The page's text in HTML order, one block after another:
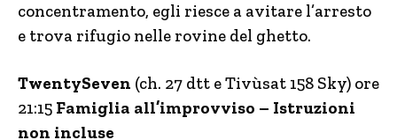
concentramento, egli riesce a avitare l’arresto
e trova rifugio nelle rovine del ghetto.
TwentySeven (ch. 27 dtt e Tivùsat 158 Sky) ore
21:15 Famiglia all’improvviso – Istruzioni
non incluse